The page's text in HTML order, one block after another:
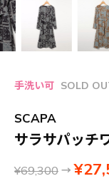
手洗い可 SOLD
SCAPA
サラサパッチ
¥69,300 →